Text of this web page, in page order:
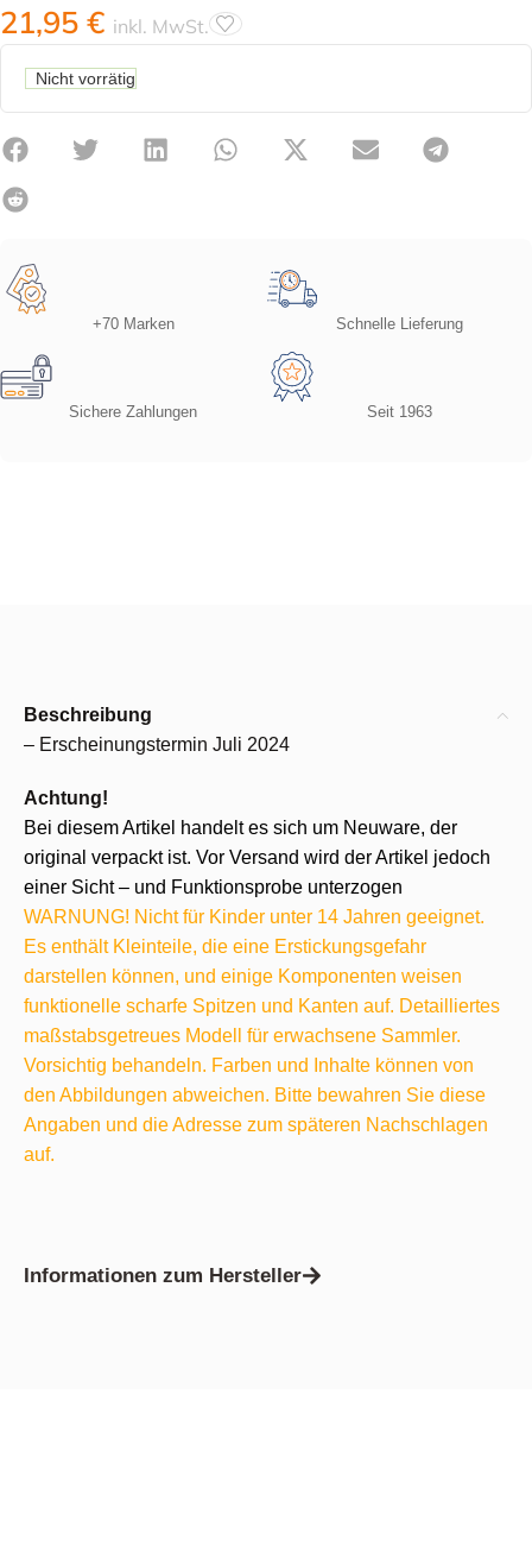
21,95 € inkl. MwSt.
Nicht vorrätig
+70 Marken Schnelle Lieferung
Sichere Zahlungen Seit 1963
Beschreibung
– Erscheinungstermin Juli 2024
Achtung!
Bei diesem Artikel handelt es sich um Neuware, der
original verpackt ist. Vor Versand wird der Artikel jedoch
einer Sicht – und Funktionsprobe unterzogen
WARNUNG! Nicht für Kinder unter 14 Jahren geeignet.
Es enthält Kleinteile, die eine Erstickungsgefahr
darstellen können, und einige Komponenten weisen
funktionelle scharfe Spitzen und Kanten auf. Detailliertes
maßstabsgetreues Modell für erwachsene Sammler.
Vorsichtig behandeln. Farben und Inhalte können von
den Abbildungen abweichen. Bitte bewahren Sie diese
Angaben und die Adresse zum späteren Nachschlagen
auf.
Informationen zum Hersteller